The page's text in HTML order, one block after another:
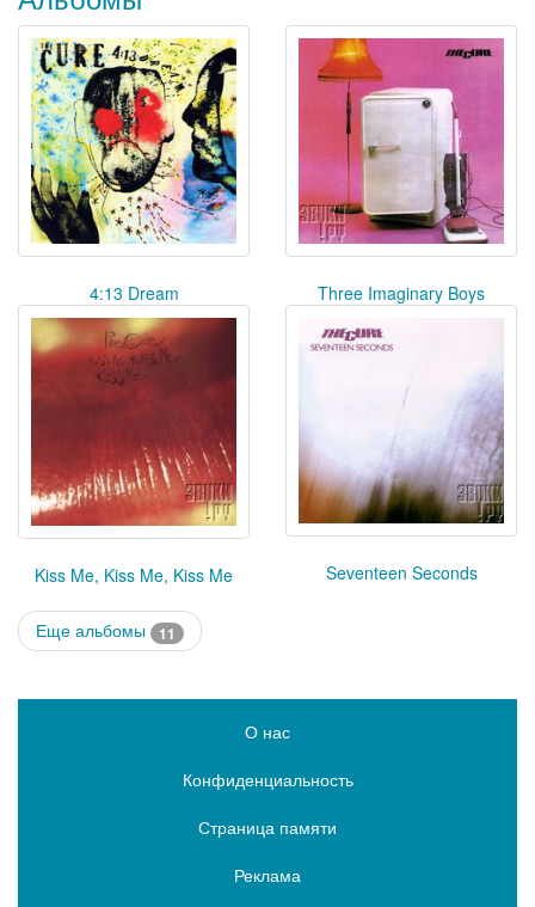
4:13 Dream Three Imaginary Boys
Kiss Me, Kiss Me, Kiss Me Seventeen Seconds
Еще альбомы 11
О нас
Конфиденциальность
Страница памяти
Реклама